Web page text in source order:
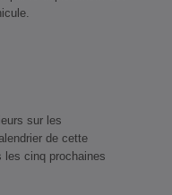
sur les
de cette
les cinq prochaines